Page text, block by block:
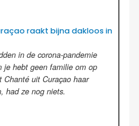
raakt bijna dakloos in
in de corona-pandemie
je hebt geen familie om op
uit Curaçao haar
had ze nog niets.